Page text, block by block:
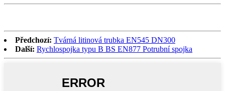
Předchozí: Tvárná litinová trubka EN545 DN300
Další: Rychlospojka typu B BS EN877 Potrubní spojka